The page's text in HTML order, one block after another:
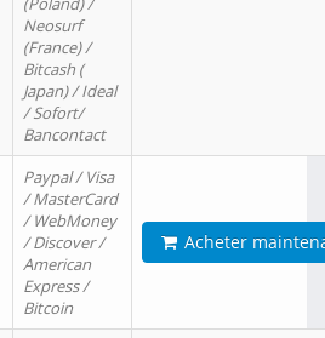
Neosurf
(France) /
Bitcash (
Japan) / Ideal
/ Sofort/
Bancontact
Paypal / Visa
/ MasterCard
/ WebMoney
/ Discover /
American
Express /
Bitcoin
Acheter